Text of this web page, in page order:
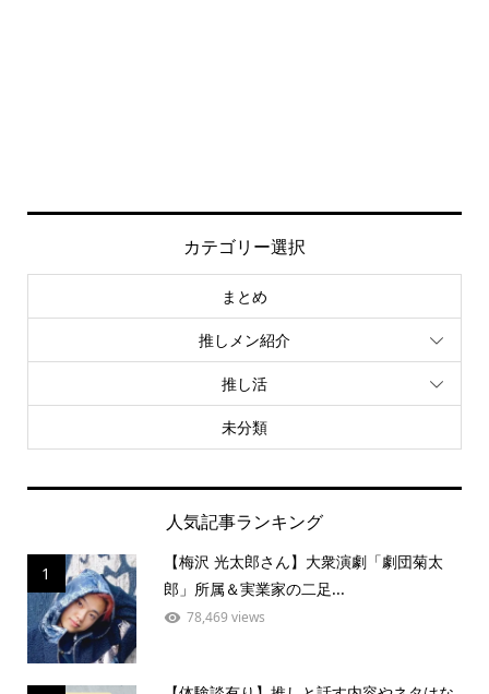
カテゴリー選択
まとめ
推しメン紹介
推し活
未分類
人気記事ランキング
1
【梅沢 光太郎さん】大衆演劇「劇団菊太
郎」所属＆実業家の二足...
78,469 views